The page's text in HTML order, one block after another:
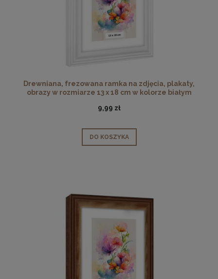
Drewniana, frezowana ramka na zdjęcia, plakaty,
obrazy w rozmiarze 13 x 18 cm w kolorze białym
9,99 zł
DO KOSZYKA